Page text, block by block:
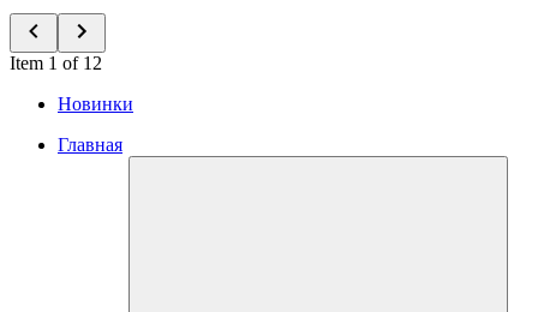
Item 1 of 12
Новинки
Главная